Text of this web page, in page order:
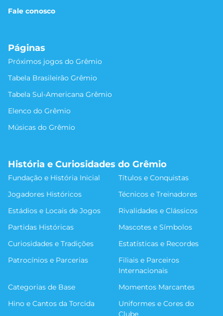
Fale conosco
Páginas
Próximos jogos do Grêmio
Tabela Brasileirão Grêmio
Tabela Sul-Americana Grêmio
Elenco do Grêmio
Músicas do Grêmio
História e Curiosidades do Grêmio
Fundação e História Inicial
Títulos e Conquistas
Jogadores Históricos
Técnicos e Treinadores
Estádios e Locais de Jogos
Rivalidades e Clássicos
Partidas Históricas
Mascotes e Símbolos
Curiosidades e Tradições
Estatísticas e Recordes
Patrocínios e Parcerias
Filiais e Parceiros
Internacionais
Categorias de Base
Momentos Marcantes
Hino e Cantos da Torcida
Uniformes e Cores do
Clube